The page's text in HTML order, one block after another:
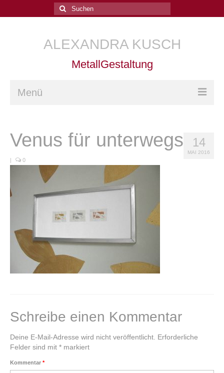
Suchen
nach:
ALEXANDRA KUSCH
MetallGestaltung
Menü
Arbeiten
Kurse
Goldschmiede-Kurse
Trauringe schmieden
Klangkugel
Alte Schätze neu gestalten
Upcycling – Schmuck aus Fahrradschlauch
14
MAI 2016
Venus für unterwegs
| 0
Schreibe einen Kommentar
Deine E-Mail-Adresse wird nicht veröffentlicht. Erforderliche
Felder sind mit * markiert
Kommentar *